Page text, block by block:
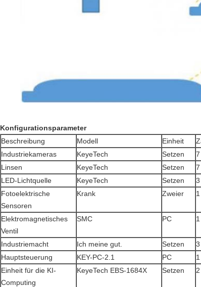
Konfigurationsparameter
Beschreibung
Modell Einheit
Industriekameras
KeyeTech Setzen 7
Linsen
KeyeTech Setzen 7
LED-Lichtquelle
KeyeTech Setzen 3
Fotoelektrische
Sensoren
Krank Zweier 1
Elektromagnetisches
Ventil
SMC PC 1
Industriemacht Ich meine gut. Setzen 3
Hauptsteuerung
KEY-PC-2.1 PC 1
Einheit für die KI-
Computing
KeyeTech EBS-1684X Setzen 2